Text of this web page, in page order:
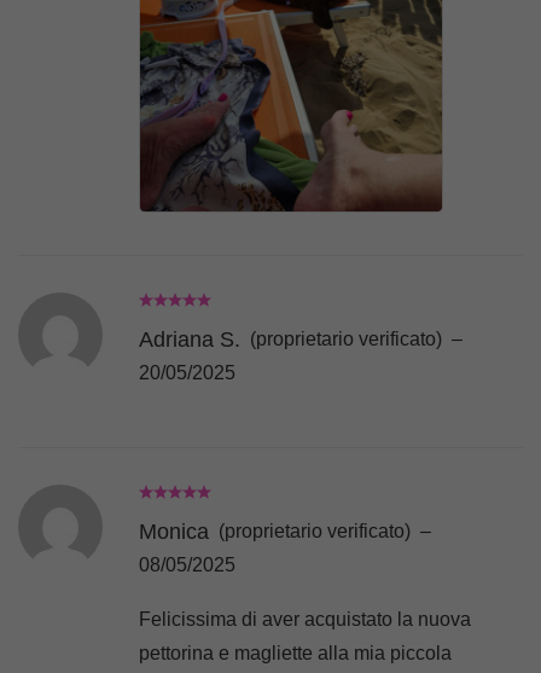
Adriana S. (proprietario verificato) –
20/05/2025
Monica (proprietario verificato) –
08/05/2025
Felicissima di aver acquistato la nuova
pettorina e magliette alla mia piccola